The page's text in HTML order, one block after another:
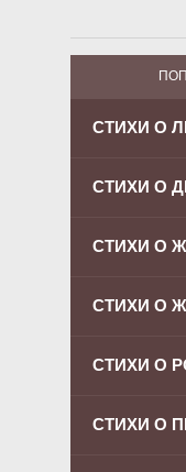
СТИХИ О
СТИХИ О
СТИХИ О
СТИХИ О
СТИХИ О
СТИХИ О